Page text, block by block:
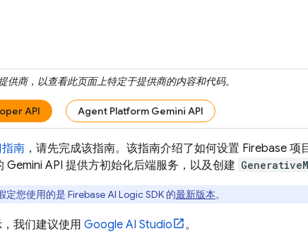
供商，以查看此页面上特定于提供商的内容和代码。
API Agent Platform Gemini API
南 ，请先完成该指南。该指南介绍了如何设置 Firebase 项
Gemini API 提供方初始化后端服务，以及创建
定您使用的是 Firebase AI LogicSDK 的最新版本。
我们建议使用 Google AI Studio
。